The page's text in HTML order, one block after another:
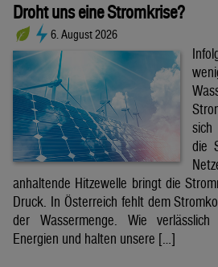
Droht uns eine Stromkrise?
6. August 2026
die
anhaltende Hitzewelle bringt die
Druck. In Österreich fehlt dem
der Wassermenge. Wie
Energien und halten unsere […]